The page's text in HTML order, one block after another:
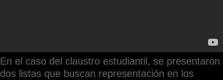
En el caso del claustro estudiantil, se presentaron
dos listas que buscan representación en los